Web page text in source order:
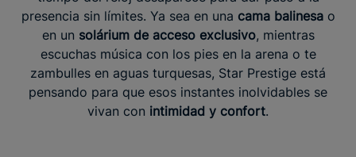
presencia sin límites. Ya sea en una cama balinesao
en un solárium de acceso exclusivo, mientras
escuchas música con los pies en la arena o te
zambulles en aguas turquesas, Star Prestige está
pensando para que esos instantes inolvidables se
vivan con intimidad y confort.